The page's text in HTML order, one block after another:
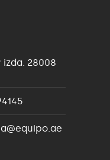
izda. 28008